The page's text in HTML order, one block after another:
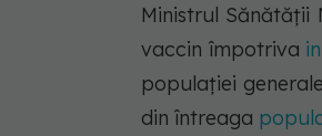
Ministrul Sănătății
vaccin împotriva
populației
din întreaga